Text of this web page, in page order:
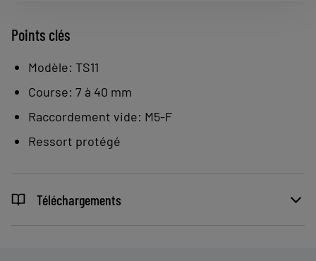
Le système ressort série TS 11 se monte
(VP, VSA, VS Ø5 à 25 mm) pour IM21 et
sur les ventouses série VPG 5 à 20.
Points clés
Modèle: TS11
Course: 7 à 40 mm
Raccordement vide: M5-F
Ressort protégé
Téléchargements